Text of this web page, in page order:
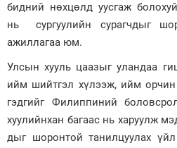
бидний нөхцөлд уусгаж
нь сургуулийн сурагчдыг
ажиллагаа юм.
Улсын хууль цаазыг уландаа
ийм шийтгэл хүлээж, ийм
гэдгийг Филиппиний
хуу­лийн­хан багаас нь ха­руулж
дыг шорон­той танил­цуулах